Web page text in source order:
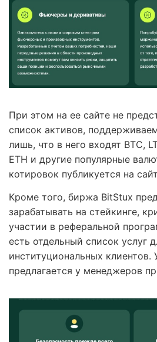
При этом на ее сайте не
список активов,
лишь, что в него входят BTC,
ETH и другие популярные
котировок публикуется на
Кроме того, биржа BitStux
зарабатывать на стейкинге,
участии в реферальной
есть отдельный список услуг
институциональных клиентов.
предлагается у менеджеров